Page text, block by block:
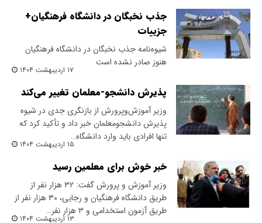
جذب نخبگان در دانشگاه فرهنگیان+
جزییات
شیوه‌نامه جذب نخبگان در دانشگاه فرهنگیان
هنوز صادر نشده است
۱۷ اردیبهشت ۱۴۰۴
پذیرش دانشجو-معلمان تغییر می‌کند
وزیر آموزش‌وپرورش از بازنگری جدی در شیوه
پذیرش دانشجومعلمان خبر داد و تأکید کرد که
تنها افرادی باید وارد دانشگاه…
۱۵ اردیبهشت ۱۴۰۴
خبر خوش برای معلمین رسید
وزیر آموزش و پرورش گفت: ۳۲ هزار نفر از
طریق دانشگاه فرهنگیان و رجایی، ۳۰ هزار نفر از
طریق آزمون استخدامی و ۳ هزار نفر…
۱۳ اردیبهشت ۱۴۰۴